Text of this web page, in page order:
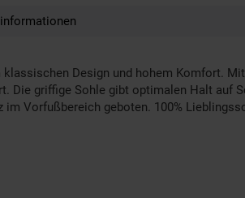
Design und hohem Komfort.
Die griffige Sohle gibt optimalen Halt auf
Vorfußbereich geboten. 100%